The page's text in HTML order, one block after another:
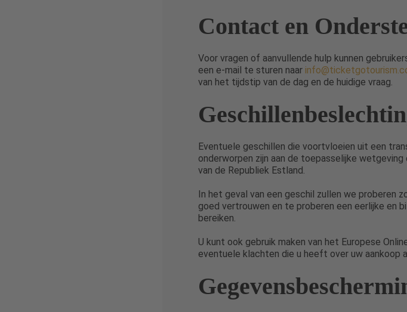
Contact en
Voor vragen of aanvullende hulp kunnen
een e-mail te sturen naar
van het tijdstip van de dag en de huidige vraag.
Eventuele geschillen die voortvloeien uit een
onderworpen zijn aan de toepasselijke
van de Republiek Estland.
In het geval van een geschil zullen we proberen
goed vertrouwen en te proberen een eerlijke en
bereiken.
U kunt ook gebruik maken van het Europese
eventuele klachten die u heeft over uw aankoop